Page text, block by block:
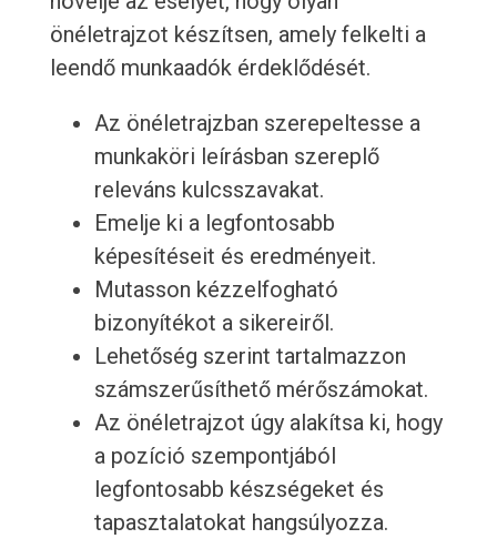
önéletrajzot készítsen, amely felkelti a
leendő munkaadók érdeklődését.
Az önéletrajzban szerepeltesse a
munkaköri leírásban szereplő
releváns kulcsszavakat.
Emelje ki a legfontosabb
képesítéseit és eredményeit.
Mutasson kézzelfogható
bizonyítékot a sikereiről.
Lehetőség szerint tartalmazzon
számszerűsíthető mérőszámokat.
Az önéletrajzot úgy alakítsa ki, hogy
a pozíció szempontjából
legfontosabb készségeket és
tapasztalatokat hangsúlyozza.